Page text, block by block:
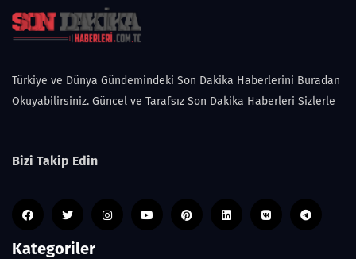
Türkiye ve Dünya Gündemindeki Son Dakika Haberlerini Buradan
Okuyabilirsiniz. Güncel ve Tarafsız Son Dakika Haberleri Sizlerle
Bizi Takip Edin
Kategoriler